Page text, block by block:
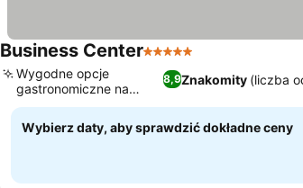
Business Center5 Kategoria
8,9Znakomity (liczba
Wygodne opcje
gastronomiczne na
miejscu
Wybierz daty, aby sprawdzić dokładne ceny